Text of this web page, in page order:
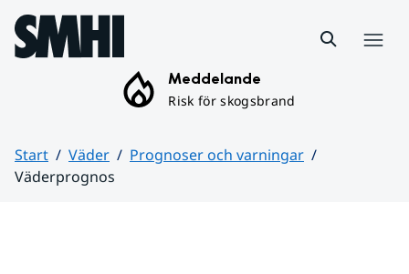
Hoppa till sidans innehåll
Meddelande
Risk för skogsbrand
Start Väder
Prognoser och varningar
Väderprognos